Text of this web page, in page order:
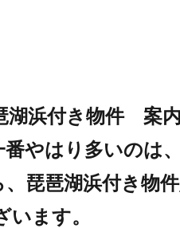
浜付き物件 案
やはり多いのは
琵琶湖浜付き物
ます。